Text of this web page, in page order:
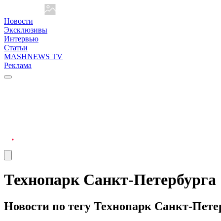
Новости
Эксклюзивы
Интервью
Статьи
MASHNEWS TV
Реклама
Технопарк Санкт-Петербурга
Новости по тегу Технопарк Санкт-